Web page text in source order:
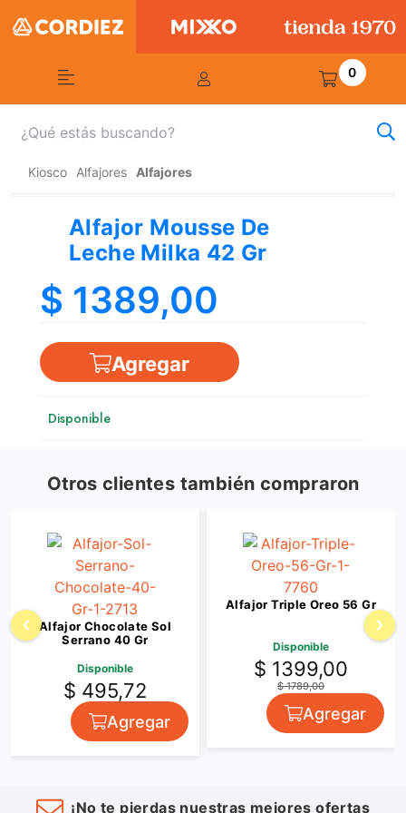
0
Kiosco Alfajores Alfajores
Alfajor Mousse De
Leche Milka 42 Gr
$ 1389,00
Agregar
Disponible
Otros clientes también compraron
Alfajor Chocolate Sol
Serrano 40 Gr
Disponible
$ 495,72
Agregar
Alfajor Triple Oreo 56 Gr
Disponible
$ 1399,00
$ 1789,00
Agregar
¡No te pierdas nuestras mejores ofertas